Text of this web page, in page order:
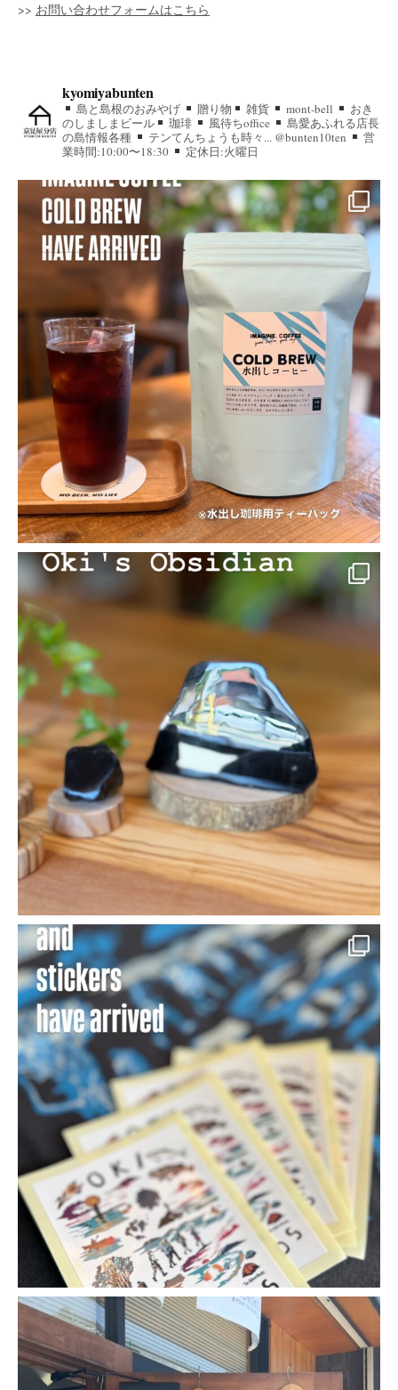
>> お問い合わせフォームはこちら
kyomiyabunten
島と島根のおみやげ 贈り物 雑貨 mont-bell
おき
のしましまビール
珈琲 風待ちoffice
島愛あふれる店長
の島情報各種
テンてんちょうも時々... @bunten10ten
営
業時間:10:00〜18:30
定休日:火曜日